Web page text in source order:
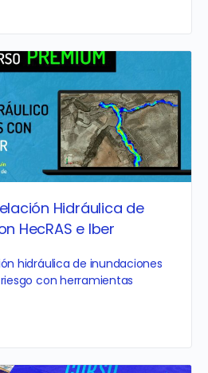
Hidráulica de
HecRAS e Iber
hidráulica de inundaciones
con herramientas